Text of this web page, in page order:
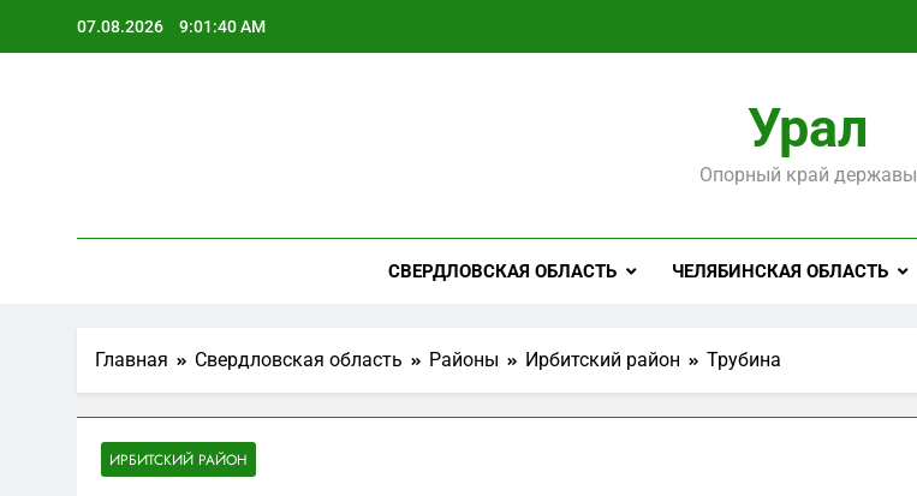
07.08.2026 9:01:41 AM
Урал
Опорный край державы
СВЕРДЛОВСКАЯ ОБЛАСТЬ ЧЕЛЯБИНСКАЯ ОБЛАСТЬ
Главная Свердловская область Районы Ирбитский район Трубина
ИРБИТСКИЙ РАЙОН